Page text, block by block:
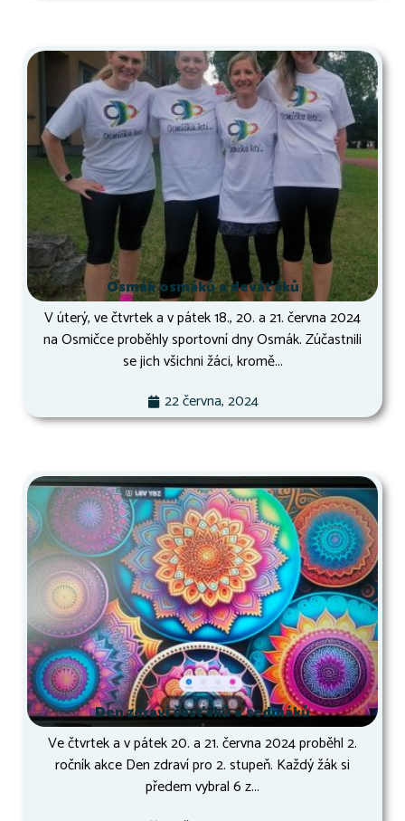
Osmák osmáků a deváťáků
V úterý, ve čtvrtek a v pátek 18., 20. a 21. června 2024
na Osmičce proběhly sportovní dny Osmák. Zúčastnili
se jich všichni žáci, kromě...
22 června, 2024
Den zdraví šesťáků a sedmáků
Ve čtvrtek a v pátek 20. a 21. června 2024 proběhl 2.
ročník akce Den zdraví pro 2. stupeň. Každý žák si
předem vybral 6 z...